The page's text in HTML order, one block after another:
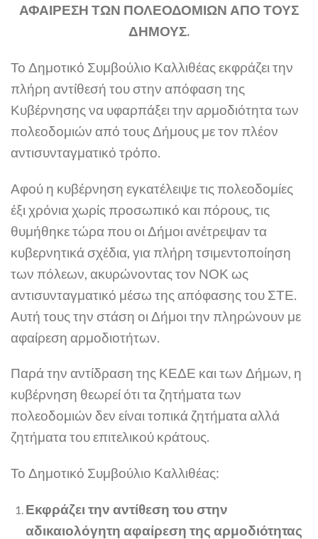
ΑΦΑΙΡΕΣΗ ΤΩΝ ΠΟΛΕΟΔΟΜΙΩΝ ΑΠΟ ΤΟΥΣ
ΔΗΜΟΥΣ.
Το Δημοτικό Συμβούλιο Καλλιθέας εκφράζει την
πλήρη αντίθεσή του στην απόφαση της
Κυβέρνησης να υφαρπάξει την αρμοδιότητα των
πολεοδομιών από τους Δήμους με τον πλέον
αντισυνταγματικό τρόπο.
Αφού η κυβέρνηση εγκατέλειψε τις πολεοδομίες
έξι χρόνια χωρίς προσωπικό και πόρους, τις
θυμήθηκε τώρα που οι Δήμοι ανέτρεψαν τα
κυβερνητικά σχέδια, για πλήρη τσιμεντοποίηση
των πόλεων, ακυρώνοντας τον ΝΟΚ ως
αντισυνταγματικό μέσω της απόφασης του ΣΤΕ.
Αυτή τους την στάση οι Δήμοι την πληρώνουν με
αφαίρεση αρμοδιοτήτων.
Παρά την αντίδραση της ΚΕΔΕ και των Δήμων, η
κυβέρνηση θεωρεί ότι τα ζητήματα των
πολεοδομιών δεν είναι τοπικά ζητήματα αλλά
ζητήματα του επιτελικού κράτους.
Το Δημοτικό Συμβούλιο Καλλιθέας:
Εκφράζει την αντίθεση του στην
αδικαιολόγητη αφαίρεση της αρμοδιότητας